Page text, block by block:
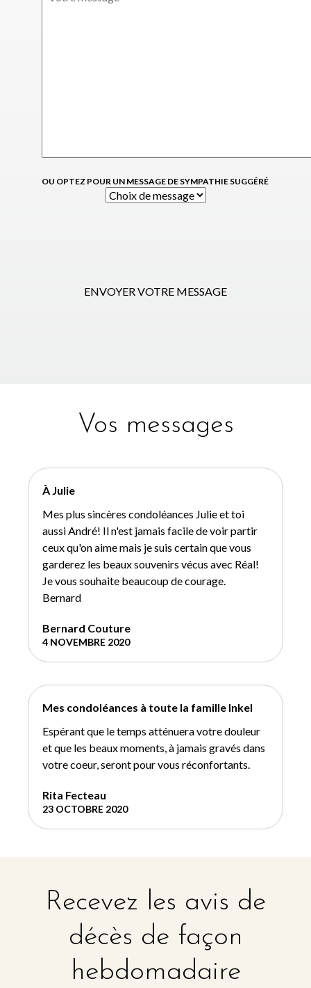
OU OPTEZ POUR UN MESSAGE DE SYMPATHIE SUGGÉRÉ
ENVOYER VOTRE MESSAGE
Vos messages
À Julie
Mes plus sincères condoléances Julie et toi
aussi André! Il n'est jamais facile de voir partir
ceux qu'on aime mais je suis certain que vous
garderez les beaux souvenirs vécus avec Réal!
Je vous souhaite beaucoup de courage.
Bernard
Bernard Couture
4 NOVEMBRE 2020
Mes condoléances à toute la famille Inkel
Espérant que le temps atténuera votre douleur
et que les beaux moments, à jamais gravés dans
votre coeur, seront pour vous réconfortants.
Rita Fecteau
23 OCTOBRE 2020
Recevez les avis de
décès de façon
hebdomadaire